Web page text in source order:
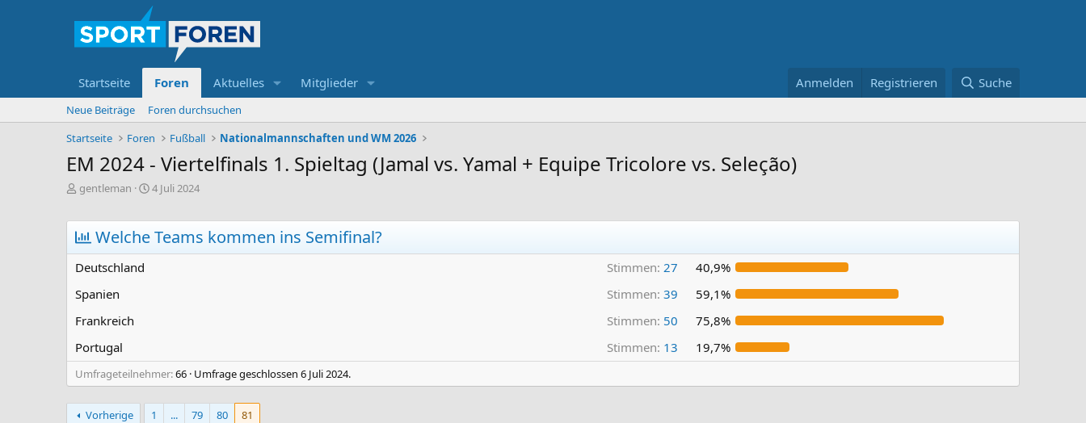
Startseite Foren Aktuelles Mitglieder Anmelden Registrieren Suche
Neue Beiträge
Foren durchsuchen
Startseite
Foren Fußball Nationalmannschaften und WM 2026
EM 2024 - Viertelfinals 1. Spieltag (Jamal vs. Yamal + Equipe Tricolore vs. Seleção)
E
t
e
l
e
r
gentleman
E
t
4 Juli 2024
Welche Teams kommen ins Semifinal?
Deutschland Stimmen: 27
40,9%
Spanien
Stimmen: 39
59,1%
Frankreich
Stimmen: 50
75,8%
Portugal
Stimmen: 13 19,7%
Umfrageteilnehmer 66 Umfrage geschlossen 6 Juli 2024.
Vorherige 1 ... 79 80 81